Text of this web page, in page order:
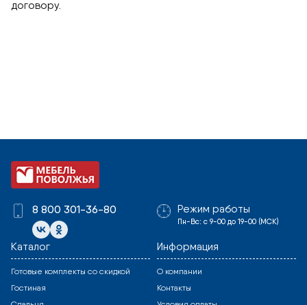
договору.
8 800 301-36-80 Режим работы
Пн-Вс: с 9-00 до 19-00 (МСК)
Каталог
Готовые комплекты со скидкой
Гостиная
Информация
О компании
Контакты